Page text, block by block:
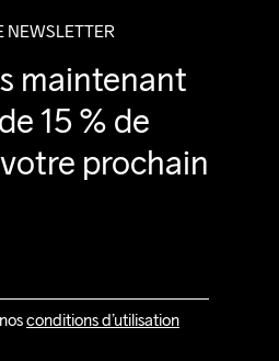
NEWSLETTER
maintenant
15 % de
prochain
conditions d’utilisation